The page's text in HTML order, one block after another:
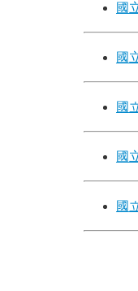
國
國
國
國
國